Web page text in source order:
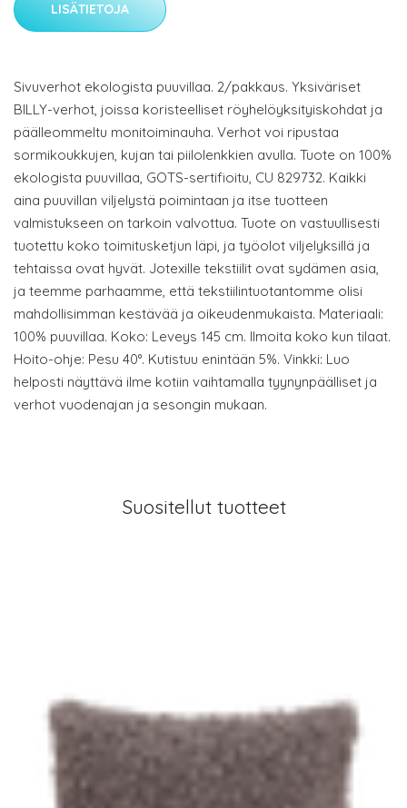
LISÄTIETOJA
Sivuverhot ekologista puuvillaa. 2/pakkaus. Yksiväriset
BILLY-verhot, joissa koristeelliset röyhelöyksityiskohdat ja
päälleommeltu monitoiminauha. Verhot voi ripustaa
sormikoukkujen, kujan tai piilolenkkien avulla. Tuote on 100%
ekologista puuvillaa, GOTS-sertifioitu, CU 829732. Kaikki
aina puuvillan viljelystä poimintaan ja itse tuotteen
valmistukseen on tarkoin valvottua. Tuote on vastuullisesti
tuotettu koko toimitusketjun läpi, ja työolot viljelyksillä ja
tehtaissa ovat hyvät. Jotexille tekstiilit ovat sydämen asia,
ja teemme parhaamme, että tekstiilintuotantomme olisi
mahdollisimman kestävää ja oikeudenmukaista. Materiaali:
100% puuvillaa. Koko: Leveys 145 cm. Ilmoita koko kun tilaat.
Hoito-ohje: Pesu 40°. Kutistuu enintään 5%. Vinkki: Luo
helposti näyttävä ilme kotiin vaihtamalla tyynynpäälliset ja
verhot vuodenajan ja sesongin mukaan.
Suositellut tuotteet